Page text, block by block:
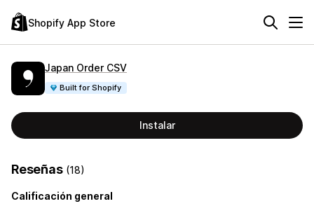
Shopify App Store
Japan Order CSV
Built for Shopify
Instalar
Reseñas (18)
Calificación general